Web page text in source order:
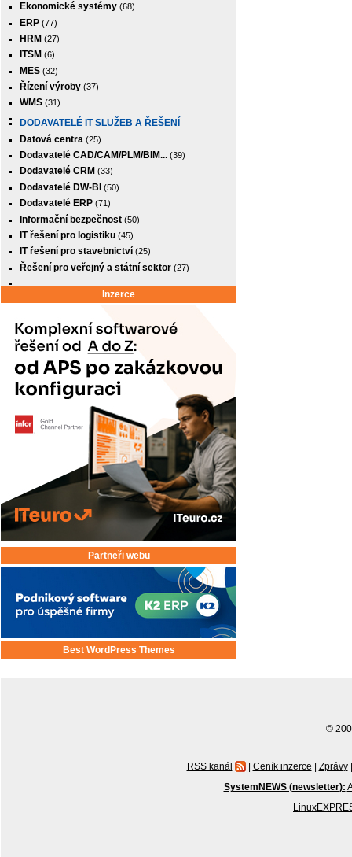
Ekonomické systémy (68)
ERP (77)
HRM (27)
ITSM (6)
MES (32)
Řízení výroby (37)
WMS (31)
DODAVATELÉ IT SLUŽEB A ŘEŠENÍ
Datová centra (25)
Dodavatelé CAD/CAM/PLM/BIM... (39)
Dodavatelé CRM (33)
Dodavatelé DW-BI (50)
Dodavatelé ERP (71)
Informační bezpečnost (50)
IT řešení pro logistiku (45)
IT řešení pro stavebnictví (25)
Řešení pro veřejný a státní sektor (27)
Inzerce
Partneři webu
Best WordPress Themes
©
RSS kanál | Ceník inzerce | Zprávy |
SystemNEWS (newsletter):